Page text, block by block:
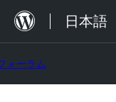
日本語
ォーラム